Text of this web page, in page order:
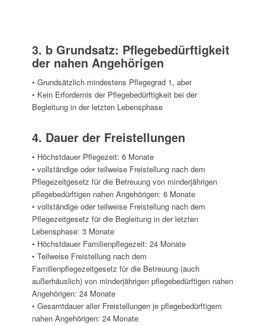
3. b Grundsatz: Pflegebedürftigkeit
der nahen Angehörigen
• Grundsätzlich mindestens Pflegegrad 1, aber
• Kein Erfordernis der Pflegebedürftigkeit bei der
Begleitung in der letzten Lebensphase
4. Dauer der Freistellungen
• Höchstdauer Pflegezeit: 6 Monate
• vollständige oder teilweise Freistellung nach dem
Pflegezeitgesetz für die Betreuung von minderjährigen
pflegebedürftigen nahen Angehörigen: 6 Monate
• vollständige oder teilweise Freistellung nach dem
Pflegezeitgesetz für die Begleitung in der letzten
Lebensphase: 3 Monate
• Höchstdauer Familienpflegezeit: 24 Monate
• Teilweise Freistellung nach dem
Familienpflegezeitgesetz für die Betreuung (auch
außerhäuslich) von minderjährigen pflegebedürftigen nahen
Angehörigen: 24 Monate
• Gesamtdauer aller Freistellungen je pflegebedürftigem
nahen Angehörigen: 24 Monate